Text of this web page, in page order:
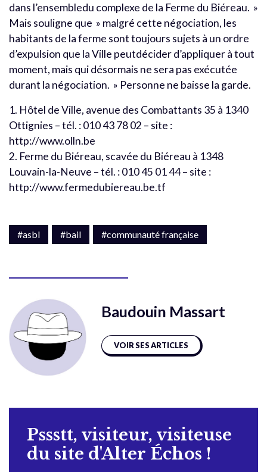
dans l’ensembledu complexe de la Ferme du Biéreau. »
Mais souligne que » malgré cette négociation, les
habitants de la ferme sont toujours sujets à un ordre
d’expulsion que la Ville peutdécider d’appliquer à tout
moment, mais qui désormais ne sera pas exécutée
durant la négociation. » Personne ne baisse la garde.
1. Hôtel de Ville, avenue des Combattants 35 à 1340
Ottignies – tél. : 010 43 78 02 – site :
http://www.olln.be
2. Ferme du Biéreau, scavée du Biéreau à 1348
Louvain-la-Neuve – tél. : 010 45 01 44 – site :
http://www.fermedubiereau.be.tf
#asbl #bail #communauté française
Baudouin Massart
VOIR SES ARTICLES
Pssstt, visiteur, visiteuse
du site d'Alter Échos !